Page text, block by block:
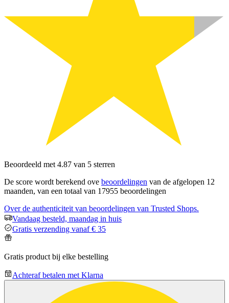
Beoordeeld met 4.87 van 5 sterren
De score wordt berekend ove beoordelingen van de afgelopen 12
maanden, van een totaal van 17955 beoordelingen
Over de authenticiteit van beoordelingen van Trusted Shops.
Vandaag besteld, maandag in huis
Gratis verzending vanaf € 35
Gratis product bij elke bestelling
Achteraf betalen met Klarna